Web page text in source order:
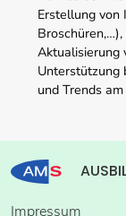
Erstellung von
Aktualisierung
Unterstützung
und Trends
Impressum